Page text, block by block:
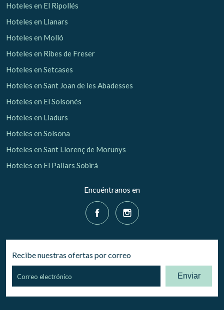
Hoteles en El Ripollés
Hoteles en Llanars
Hoteles en Molló
Hoteles en Ribes de Freser
Hoteles en Setcases
Hoteles en Sant Joan de les Abadesses
Hoteles en El Solsonés
Hoteles en Lladurs
Hoteles en Solsona
Hoteles en Sant Llorenç de Morunys
Hoteles en El Pallars Sobirá
Encuéntranos en
Recibe nuestras ofertas por correo
Enviar